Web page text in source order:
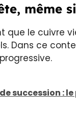
même
que le cuivre
Dans ce
succession :